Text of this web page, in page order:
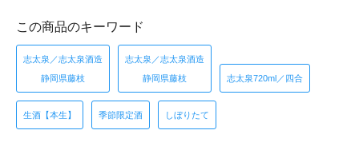
この商品のキーワード
志太泉／志太泉酒造
静岡県藤枝
志太泉／志太泉酒造
静岡県藤枝
志太泉720ml／四合
生酒【本生】 季節限定酒 しぼりたて